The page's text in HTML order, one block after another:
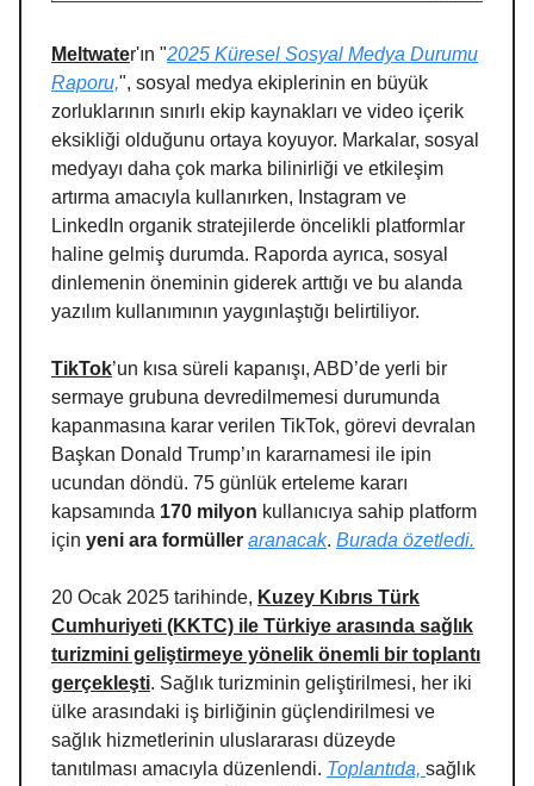
Meltwater'ın "2025 Küresel Sosyal Medya Durumu
Raporu,", sosyal medya ekiplerinin en büyük
zorluklarının sınırlı ekip kaynakları ve video içerik
eksikliği olduğunu ortaya koyuyor. Markalar, sosyal
medyayı daha çok marka bilinirliği ve etkileşim
artırma amacıyla kullanırken, Instagram ve
LinkedIn organik stratejilerde öncelikli platformlar
haline gelmiş durumda. Raporda ayrıca, sosyal
dinlemenin öneminin giderek arttığı ve bu alanda
yazılım kullanımının yaygınlaştığı belirtiliyor.
TikTok’un kısa süreli kapanışı, ABD’de yerli bir
sermaye grubuna devredilmemesi durumunda
kapanmasına karar verilen TikTok, görevi devralan
Başkan Donald Trump’ın kararnamesi ile ipin
ucundan döndü. 75 günlük erteleme kararı
kapsamında 170 milyon kullanıcıya sahip platform
için yeni ara formüller aranacak. Burada özetledi.
20 Ocak 2025 tarihinde, Kuzey Kıbrıs Türk
Cumhuriyeti (KKTC) ile Türkiye arasında sağlık
turizmini geliştirmeye yönelik önemli bir toplantı
gerçekleşti. Sağlık turizminin geliştirilmesi, her iki
ülke arasındaki iş birliğinin güçlendirilmesi ve
sağlık hizmetlerinin uluslararası düzeyde
tanıtılması amacıyla düzenlendi. Toplantıda, sağlık